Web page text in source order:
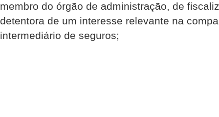
membro do órgão de administração, de
detentora de um interesse relevante na
intermediário de seguros;